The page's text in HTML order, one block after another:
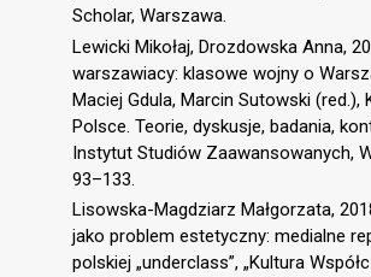
Scholar, Warszawa.
Lewicki Mikołaj, Drozdowska Anna,
warszawiacy: klasowe wojny o
Maciej Gdula, Marcin Sutowski (red.),
Polsce. Teorie, dyskusje, badania,
Instytut Studiów Zaawansowanych,
93–133.
Lisowska-Magdziarz Małgorzata,
jako problem estetyczny: medialne
polskiej „underclass”, „Kultura